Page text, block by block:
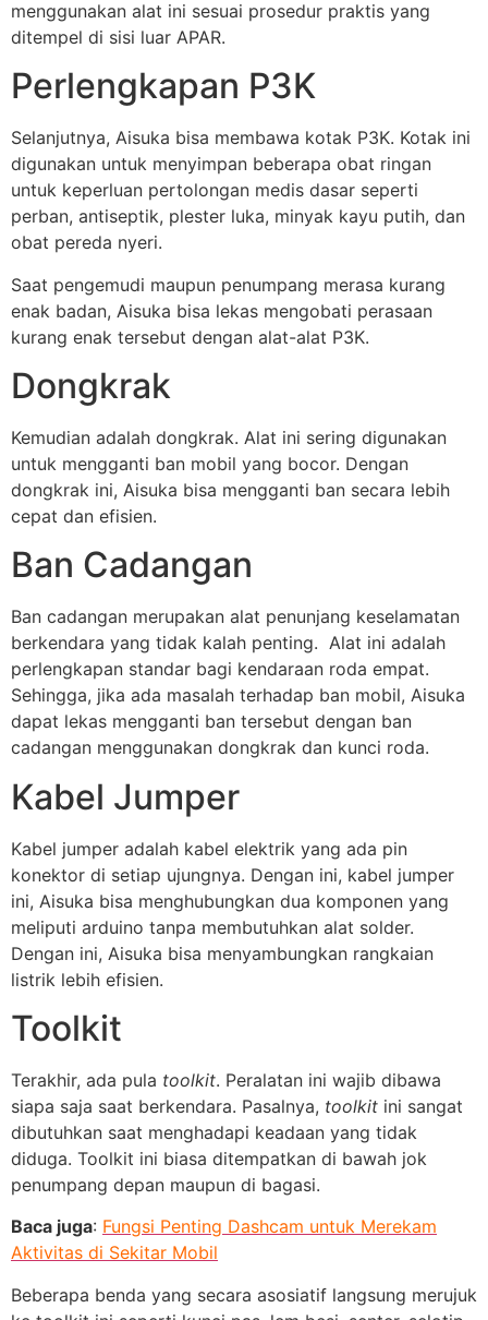
menggunakan alat ini sesuai prosedur praktis yang
ditempel di sisi luar APAR.
Perlengkapan P3K
Selanjutnya, Aisuka bisa membawa kotak P3K. Kotak ini
digunakan untuk menyimpan beberapa obat ringan
untuk keperluan pertolongan medis dasar seperti
perban, antiseptik, plester luka, minyak kayu putih, dan
obat pereda nyeri.
Saat pengemudi maupun penumpang merasa kurang
enak badan, Aisuka bisa lekas mengobati perasaan
kurang enak tersebut dengan alat-alat P3K.
Dongkrak
Kemudian adalah dongkrak. Alat ini sering digunakan
untuk mengganti ban mobil yang bocor. Dengan
dongkrak ini, Aisuka bisa mengganti ban secara lebih
cepat dan efisien.
Ban Cadangan
Ban cadangan merupakan alat penunjang keselamatan
berkendara yang tidak kalah penting. Alat ini adalah
perlengkapan standar bagi kendaraan roda empat.
Sehingga, jika ada masalah terhadap ban mobil, Aisuka
dapat lekas mengganti ban tersebut dengan ban
cadangan menggunakan dongkrak dan kunci roda.
Kabel Jumper
Kabel jumper adalah kabel elektrik yang ada pin
konektor di setiap ujungnya. Dengan ini, kabel jumper
ini, Aisuka bisa menghubungkan dua komponen yang
meliputi arduino tanpa membutuhkan alat solder.
Dengan ini, Aisuka bisa menyambungkan rangkaian
listrik lebih efisien.
Toolkit
Terakhir, ada pula toolkit. Peralatan ini wajib dibawa
siapa saja saat berkendara. Pasalnya, toolkit ini sangat
dibutuhkan saat menghadapi keadaan yang tidak
diduga. Toolkit ini biasa ditempatkan di bawah jok
penumpang depan maupun di bagasi.
Baca juga: Fungsi Penting Dashcam untuk Merekam
Aktivitas di Sekitar Mobil
Beberapa benda yang secara asosiatif langsung merujuk